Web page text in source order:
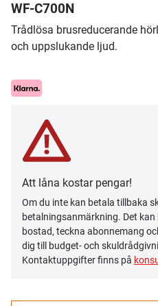
WF-C700N
Trådlösa brusreducerande
och uppslukande ljud.
Att låna kostar pengar!
Om du inte kan betala tillbaka
betalningsanmärkning. Det
bostad, teckna abonnemang
dig till budget- och
Kontaktuppgifter finns på